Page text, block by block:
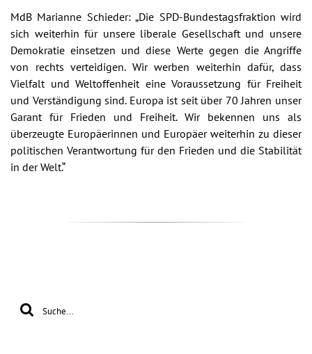
MdB Marianne Schieder: „Die SPD-Bundestagsfraktion wird
sich weiterhin für unsere liberale Gesellschaft und unsere
Demokratie einsetzen und diese Werte gegen die Angriffe
von rechts verteidigen. Wir werben weiterhin dafür, dass
Vielfalt und Weltoffenheit eine Voraussetzung für Freiheit
und Verständigung sind. Europa ist seit über 70 Jahren unser
Garant für Frieden und Freiheit. Wir bekennen uns als
überzeugte Europäerinnen und Europäer weiterhin zu dieser
politischen Verantwortung für den Frieden und die Stabilität
in der Welt.“